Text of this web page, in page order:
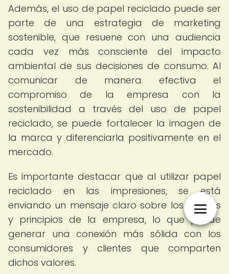
Además, el uso de papel reciclado puede ser
parte de una estrategia de marketing
sostenible, que resuene con una audiencia
cada vez más consciente del impacto
ambiental de sus decisiones de consumo. Al
comunicar de manera efectiva el
compromiso de la empresa con la
sostenibilidad a través del uso de papel
reciclado, se puede fortalecer la imagen de
la marca y diferenciarla positivamente en el
mercado.
Es importante destacar que al utilizar papel
reciclado en las impresiones, se está
enviando un mensaje claro sobre los valores
y principios de la empresa, lo que puede
generar una conexión más sólida con los
consumidores y clientes que comparten
dichos valores.